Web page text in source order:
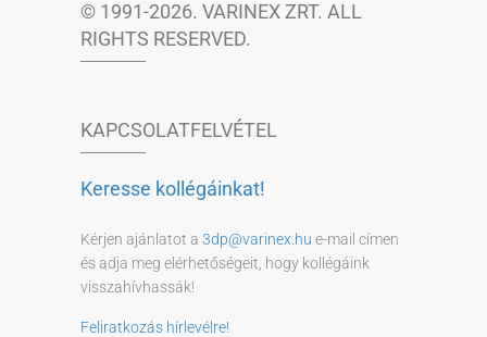
© 1991-2026. VARINEX ZRT. ALL
RIGHTS RESERVED.
KAPCSOLATFELVÉTEL
Keresse kollégáinkat!
Kérjen ajánlatot a 3dp@varinex.hu e-mail címen
és adja meg elérhetőségeit, hogy kollégáink
visszahívhassák!
Feliratkozás hírlevélre!